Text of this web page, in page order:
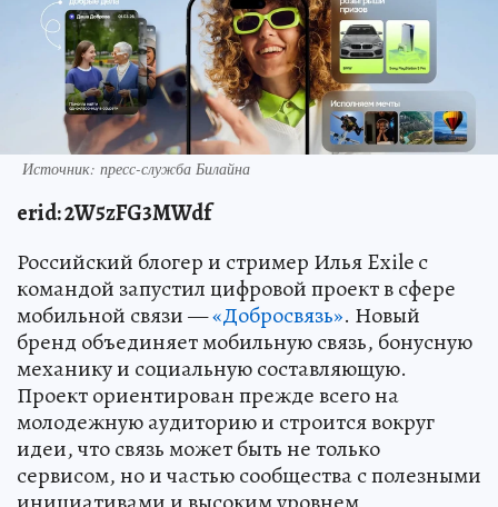
Источник: пресс-служба Билайна
erid: 2W5zFG3MWdf
Российский блогер и стример Илья Exile с
командой запустил цифровой проект в сфере
мобильной связи —«Добросвязь». Новый
бренд объединяет мобильную связь, бонусную
механику и социальную составляющую.
Проект ориентирован прежде всего на
молодежную аудиторию и строится вокруг
идеи, что связь может быть не только
сервисом, но и частью сообщества с полезными